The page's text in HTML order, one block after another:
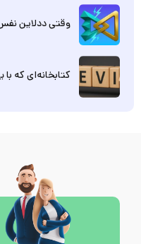
وقتی ددلاین
کتابخانه‌ای که